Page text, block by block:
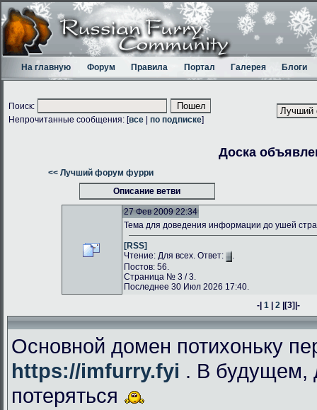
На главную Форум Правила Портал Галерея Блоги
Поиск:
Непрочитанные сообщения: [все по подписке]
Доска
<< Лучший форум фурри
Описание ветви
27 Фев 2009 22:34
Тема для доведения информации до ушей
[RSS]
Чтение: Для всех. Ответ:
.
Постов: 56.
Страница № 3 / 3.
Последнее 30 Июл 2026 17:40.
-|1 |2 |[3]|-
Основной домен потихоньку
https://imfurry.fyi . В будущем,
потеряться